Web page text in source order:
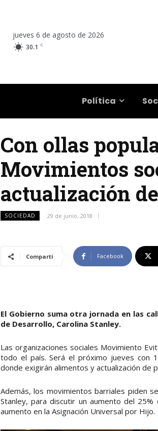
jueves 6 de agosto de 2026
30.1 C
Política
Con ollas
Movimientos
actualización
SOCIEDAD 29 de junio, 2018
Compartí Facebook
El Gobierno suma otra jornada en las
de Desarrollo, Carolina Stanley.
Las organizaciones sociales Movimiento
todo el país. Será el próximo jueves con
donde exigirán alimentos y actualización de
Además, los movimientos barriales piden
Stanley, para discutir un aumento del
aumento en la Asignación Universal por Hijo.